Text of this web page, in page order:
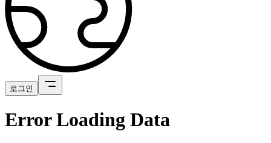
로그인
Error Loading Data